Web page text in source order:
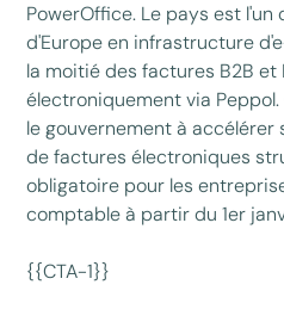
PowerOffice. Le pays est l'un
d'Europe en infrastructure
la moitié des factures B2B et
électroniquement via
le gouvernement à accélérer
de factures électroniques
obligatoire pour les
comptable à partir du 1er
{{CTA-1}}